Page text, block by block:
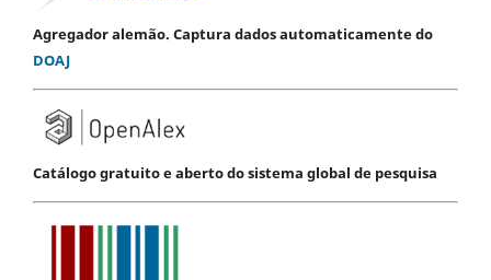
Agregador alemão. Captura dados automaticamente do
DOAJ
Catálogo gratuito e aberto do sistema global de pesquisa